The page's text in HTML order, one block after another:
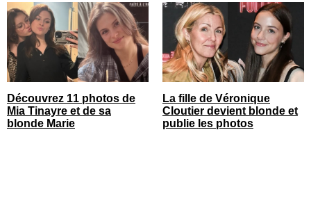
Découvrez 11 photos de
Mia Tinayre et de sa
blonde Marie
La fille de Véronique
Cloutier devient blonde et
publie les photos